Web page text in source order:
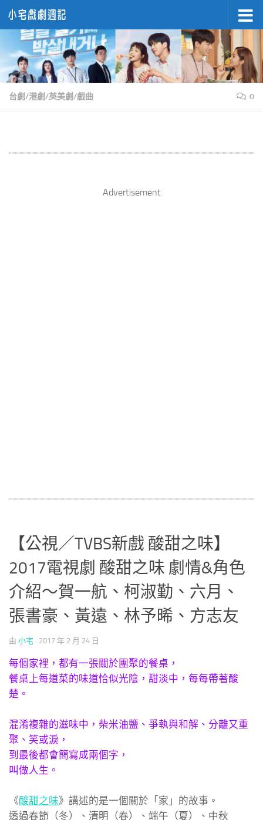
Skip to content
台劇/港劇/英美劇/戲曲 0
Advertisement
【公視／TVBS新戲 酸甜之味】
2017電視劇 酸甜之味 劇情&角色
介紹～賀一航、柯淑勤、六月、
張書豪、黃遠、林予晞、方志友
由 小宅 · 2017 年 2 月 24 日
每個家裡，都有一張關於團聚的餐桌，
餐桌上每道菜的味道恰似光陰，甜淡中，每每帶著酸
楚。
混淆複雜的滋味中，柴米油鹽、爭執與和解、分離又重
聚、笑或淚，
到最後都會簡寫成兩個字，
叫做人生。
《酸甜之味》講述的是一個關於「家」的故事。
透過春節（冬）、清明（春）、端午（夏）、中秋